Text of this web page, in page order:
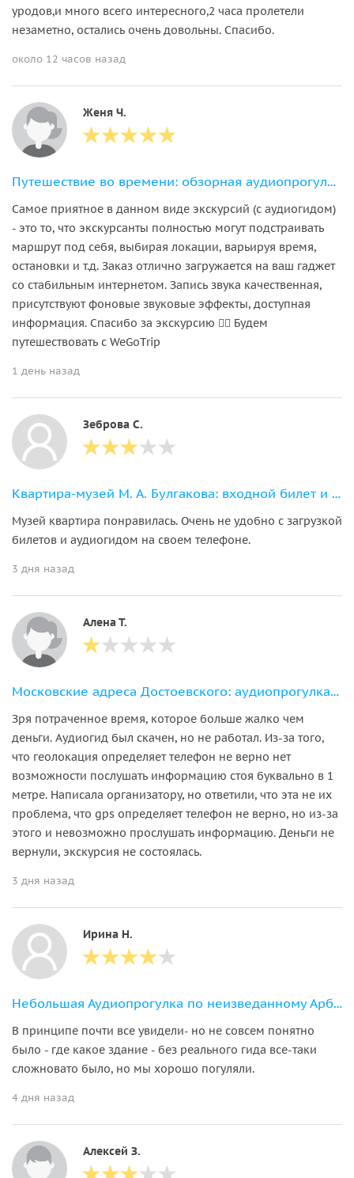
уродов,и много всего интересного,2 часа пролетели
незаметно, остались очень довольны. Спасибо.
около 12 часов назад
Женя Ч.
Путешествие во времени: обзорная аудиопрогулка по Выборгу
Самое приятное в данном виде экскурсий (с аудиогидом)
- это то, что экскурсанты полностью могут подстраивать
маршрут под себя, выбирая локации, варьируя время,
остановки и т.д. Заказ отлично загружается на ваш гаджет
со стабильным интернетом. Запись звука качественная,
присутствуют фоновые звуковые эффекты, доступная
информация. Спасибо за экскурсию 👍🏻 Будем
путешествовать с WeGoTrip
1 день назад
Зеброва С.
Квартира-музей М. А. Булгакова: входной билет и аудиоэкскурсия по «нехорошей квартире»
Музей квартира понравилась. Очень не удобно с загрузкой
билетов и аудиогидом на своем телефоне.
3 дня назад
Алена Т.
Московские адреса Достоевского: аудиопрогулка по литературным местам столицы
Зря потраченное время, которое больше жалко чем
деньги. Аудиогид был скачен, но не работал. Из-за того,
что геолокация определяет телефон не верно нет
возможности послушать информацию стоя буквально в 1
метре. Написала организатору, но ответили, что эта не их
проблема, что gps определяет телефон не верно, но из-за
этого и невозможно прослушать информацию. Деньги не
вернули, экскурсия не состоялась.
3 дня назад
Ирина Н.
Небольшая Аудиопрогулка по неизведанному Арбату
В принципе почти все увидели- но не совсем понятно
было - где какое здание - без реального гида все-таки
сложновато было, но мы хорошо погуляли.
4 дня назад
Алексей З.